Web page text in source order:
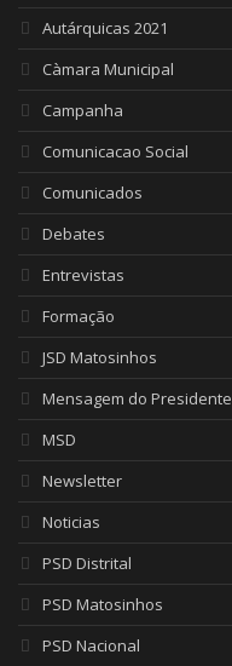
Autárquicas 2021
Càmara Municipal
Campanha
Comunicacao Social
Comunicados
Debates
Entrevistas
Formação
JSD Matosinhos
Mensagem do Presidente
MSD
Newsletter
Noticias
PSD Distrital
PSD Matosinhos
PSD Nacional